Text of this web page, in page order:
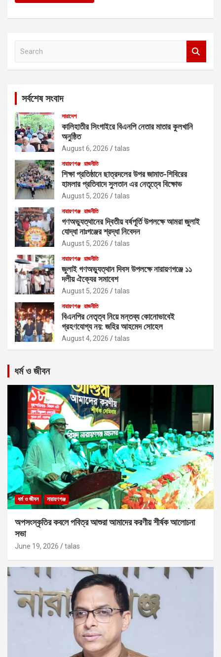
সর্বশেষ সংবাদ
সারাদেশ
কালিহাতীর সিংগাইরে বিএনপি নেতার মাতার কুলখানি
অনুষ্ঠিত
August 6, 2026 talas
নারায়ণগঞ্জ রাজনীতি
শিক্ষা প্রতিষ্ঠানে ছাত্রদলের উপর জামাত-শিবিরের
হামলার প্রতিবাদে সুলতান এর নেতৃত্বে বিক্ষোভ
August 5, 2026 talas
নারায়ণগঞ্জ রাজনীতি
গণঅভ্যুত্থানের দ্বিতীয় বর্ষপূর্তি উপলক্ষে আমরা জুলাই
যোদ্ধা নাঃগঞ্জের শ্রদ্ধা নিবেদন
August 5, 2026 talas
নারায়ণগঞ্জ রাজনীতি
জুলাই গণঅভ্যুত্থান দিবস উপলক্ষে নারায়ণগঞ্জে ১১
দলীয় ঐক্যের সমাবেশ
August 5, 2026 talas
নারায়ণগঞ্জ রাজনীতি
বিএনপির নেতৃত্ব নিয়ে মন্তব্য কোনোভাবেই
গ্রহণযোগ্য নয়: জহির আহমেদ সোহেল
August 4, 2026 talas
ধর্ম ও জীবন
ধর্ম ও জীবন নারায়ণগঞ্জ
অপসংস্কৃতির কবলে পবিত্র আশুরা আমাদের করণীয় শীর্ষক আলোচনা
সভা
June 19, 2026 talas